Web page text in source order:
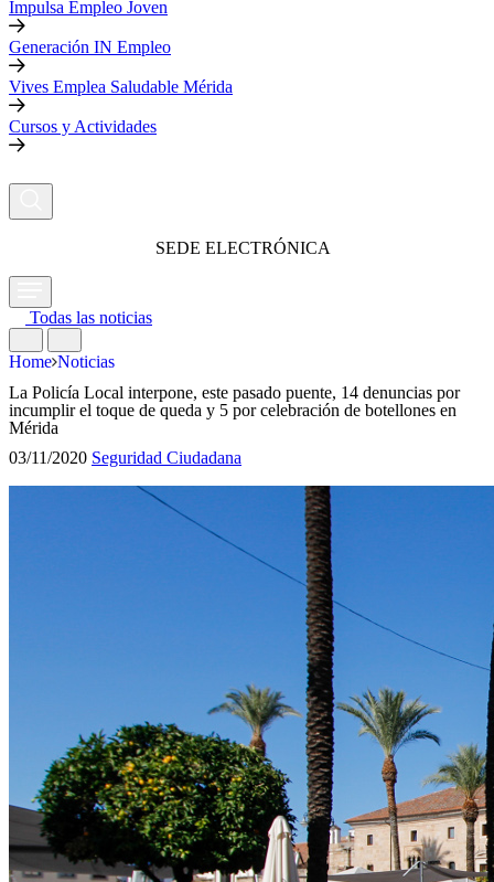
Impulsa Empleo Joven
Generación IN Empleo
Vives Emplea Saludable Mérida
Cursos y Actividades
SEDE ELECTRÓNICA
Todas las noticias
Home Noticias
La Policía Local interpone, este pasado puente, 14 denuncias por
incumplir el toque de queda y 5 por celebración de botellones en
Mérida
03/11/2020 Seguridad Ciudadana